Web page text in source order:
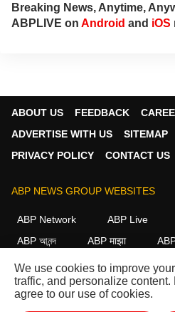
Breaking News, Anytime,
ABPLIVE on Android and iOS
ABOUT US FEEDBACK
ADVERTISE WITH US
SITEMAP
PRIVACY POLICY
CONTACT US
ABP NEWS GROUP WEBSITES
ABP Network ABP Live
ABP আনন্দ
ABP माझा
ABP Ganga
ABP ਸਾਂਝਾ
FOLLOW US
We use cookies to improve
traffic, and personalize
agree to our use of cookies.